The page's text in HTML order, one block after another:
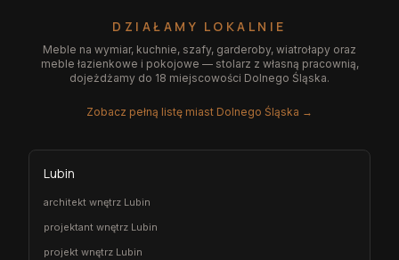
DZIAŁAMY LOKALNIE
Meble na wymiar, kuchnie, szafy, garderoby, wiatrołapy oraz
meble łazienkowe i pokojowe — stolarz z własną pracownią,
dojeżdżamy do 18 miejscowości Dolnego Śląska.
Zobacz pełną listę miast Dolnego Śląska →
Lubin
architekt wnętrz Lubin
projektant wnętrz Lubin
projekt wnętrz Lubin